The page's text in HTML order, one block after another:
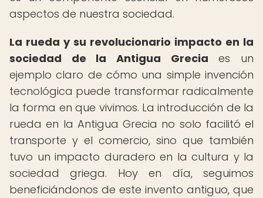
aspectos de nuestra sociedad.
La rueda y su revolucionario impacto en la
sociedad de la Antigua Grecia es un
ejemplo claro de cómo una simple invención
tecnológica puede transformar radicalmente
la forma en que vivimos. La introducción de la
rueda en la Antigua Grecia no solo facilitó el
transporte y el comercio, sino que también
tuvo un impacto duradero en la cultura y la
sociedad griega. Hoy en día, seguimos
beneficiándonos de este invento antiguo, que